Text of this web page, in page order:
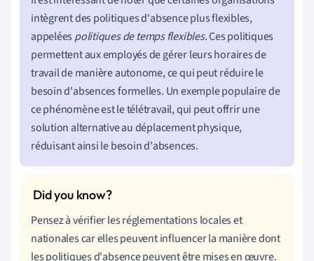
intègrent des politiques d'absence plus flexibles,
appelées politiques de temps flexibles. Ces politiques
permettent aux employés de gérer leurs horaires de
travail de manière autonome, ce qui peut réduire le
besoin d'absences formelles. Un exemple populaire de
ce phénomène est le télétravail, qui peut offrir une
solution alternative au déplacement physique,
réduisant ainsi le besoin d'absences.
Pensez à vérifier les réglementations locales et
nationales car elles peuvent influencer la manière dont
les politiques d'absence peuvent être mises en œuvre.